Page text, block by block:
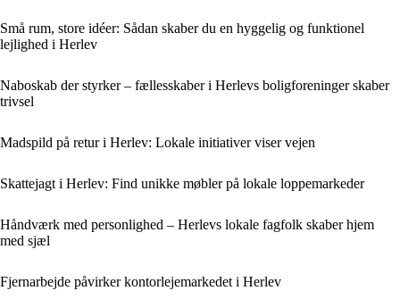
Små rum, store idéer: Sådan skaber du en hyggelig og funktionel
lejlighed i Herlev
Naboskab der styrker – fællesskaber i Herlevs boligforeninger skaber
trivsel
Madspild på retur i Herlev: Lokale initiativer viser vejen
Skattejagt i Herlev: Find unikke møbler på lokale loppemarkeder
Håndværk med personlighed – Herlevs lokale fagfolk skaber hjem
med sjæl
Fjernarbejde påvirker kontorlejemarkedet i Herlev